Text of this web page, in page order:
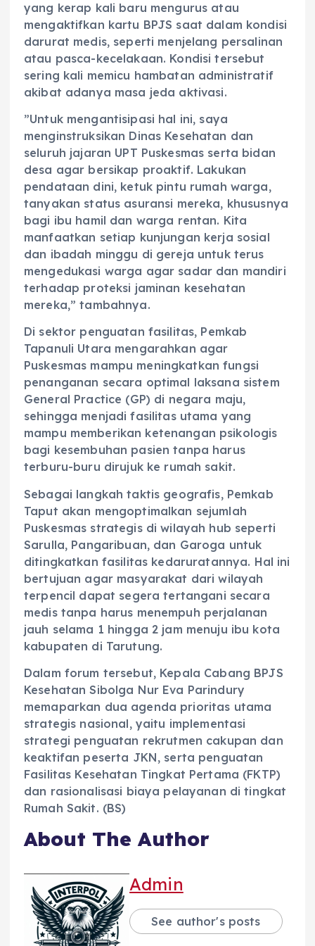
yang kerap kali baru mengurus atau
mengaktifkan kartu BPJS saat dalam kondisi
darurat medis, seperti menjelang persalinan
atau pasca-kecelakaan. Kondisi tersebut
sering kali memicu hambatan administratif
akibat adanya masa jeda aktivasi.
‎”Untuk mengantisipasi hal ini, saya
menginstruksikan Dinas Kesehatan dan
seluruh jajaran UPT Puskesmas serta bidan
desa agar bersikap proaktif. Lakukan
pendataan dini, ketuk pintu rumah warga,
tanyakan status asuransi mereka, khususnya
bagi ibu hamil dan warga rentan. Kita
manfaatkan setiap kunjungan kerja sosial
dan ibadah minggu di gereja untuk terus
mengedukasi warga agar sadar dan mandiri
terhadap proteksi jaminan kesehatan
mereka,” tambahnya.
‎Di sektor penguatan fasilitas, Pemkab
Tapanuli Utara mengarahkan agar
Puskesmas mampu meningkatkan fungsi
penanganan secara optimal laksana sistem
General Practice (GP) di negara maju,
sehingga menjadi fasilitas utama yang
mampu memberikan ketenangan psikologis
bagi kesembuhan pasien tanpa harus
terburu-buru dirujuk ke rumah sakit.
‎Sebagai langkah taktis geografis, Pemkab
Taput akan mengoptimalkan sejumlah
Puskesmas strategis di wilayah hub seperti
Sarulla, Pangaribuan, dan Garoga untuk
ditingkatkan fasilitas kedaruratannya. Hal ini
bertujuan agar masyarakat dari wilayah
terpencil dapat segera tertangani secara
medis tanpa harus menempuh perjalanan
jauh selama 1 hingga 2 jam menuju ibu kota
kabupaten di Tarutung.
‎Dalam forum tersebut, Kepala Cabang BPJS
Kesehatan Sibolga Nur Eva Parindury
memaparkan dua agenda prioritas utama
strategis nasional, yaitu implementasi
strategi penguatan rekrutmen cakupan dan
keaktifan peserta JKN, serta penguatan
Fasilitas Kesehatan Tingkat Pertama (FKTP)
dan rasionalisasi biaya pelayanan di tingkat
Rumah Sakit. (BS)
About The Author
Admin
See author's posts